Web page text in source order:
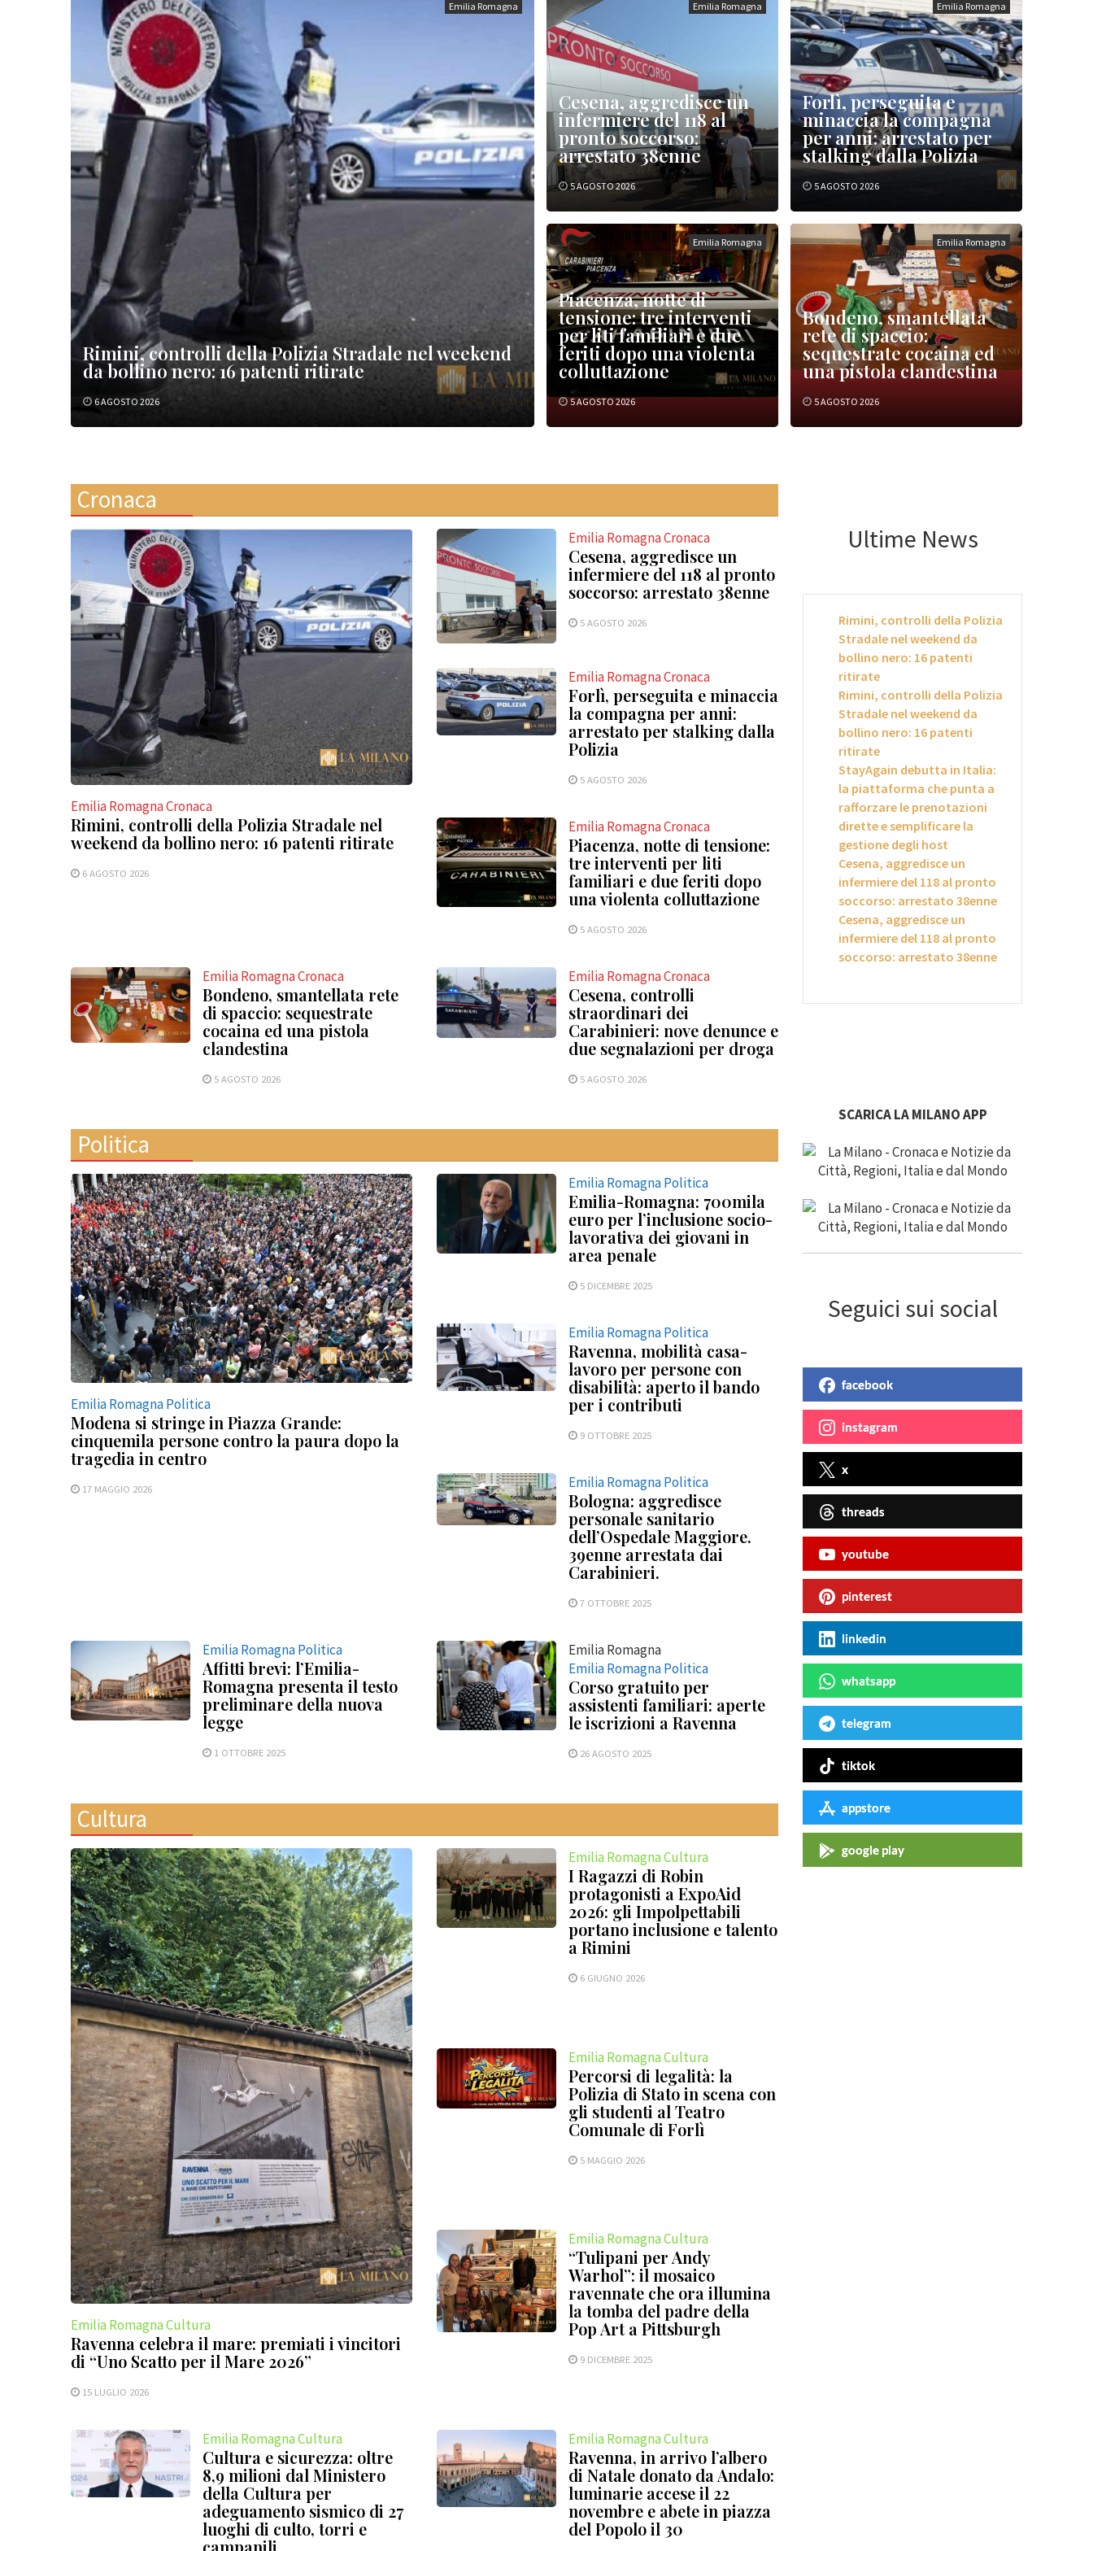
Emilia Romagna
Rimini, controlli della Polizia Stradale nel weekend
da bollino nero: 16 patenti ritirate
6 AGOSTO 2026
Emilia Romagna
Cesena, aggredisce un
infermiere del 118 al
pronto soccorso:
arrestato 38enne
5 AGOSTO 2026
Emilia Romagna
Forlì, perseguita e
minaccia la compagna
per anni: arrestato per
stalking dalla Polizia
5 AGOSTO 2026
Emilia Romagna
Piacenza, notte di
tensione: tre interventi
per liti familiari e due
feriti dopo una violenta
colluttazione
5 AGOSTO 2026
Emilia Romagna
Bondeno, smantellata
rete di spaccio:
sequestrate cocaina ed
una pistola clandestina
5 AGOSTO 2026
Cronaca
Emilia Romagna Cronaca
Rimini, controlli della Polizia Stradale nel
weekend da bollino nero: 16 patenti ritirate
6 AGOSTO 2026
Emilia Romagna Cronaca
Cesena, aggredisce un
infermiere del 118 al pronto
soccorso: arrestato 38enne
5 AGOSTO 2026
Emilia Romagna Cronaca
Forlì, perseguita e minaccia
la compagna per anni:
arrestato per stalking dalla
Polizia
5 AGOSTO 2026
Emilia Romagna Cronaca
Piacenza, notte di tensione:
tre interventi per liti
familiari e due feriti dopo
una violenta colluttazione
5 AGOSTO 2026
Emilia Romagna Cronaca
Bondeno, smantellata rete
di spaccio: sequestrate
cocaina ed una pistola
clandestina
5 AGOSTO 2026
Emilia Romagna Cronaca
Cesena, controlli
straordinari dei
Carabinieri: nove denunce e
due segnalazioni per droga
5 AGOSTO 2026
Politica
Emilia Romagna Politica
Modena si stringe in Piazza Grande:
cinquemila persone contro la paura dopo la
tragedia in centro
17 MAGGIO 2026
Emilia Romagna Politica
Emilia-Romagna: 700mila
euro per l’inclusione socio-
lavorativa dei giovani in
area penale
5 DICEMBRE 2025
Emilia Romagna Politica
Ravenna, mobilità casa-
lavoro per persone con
disabilità: aperto il bando
per i contributi
9 OTTOBRE 2025
Emilia Romagna Politica
Bologna: aggredisce
personale sanitario
dell’Ospedale Maggiore.
39enne arrestata dai
Carabinieri.
7 OTTOBRE 2025
Emilia Romagna Politica
Affitti brevi: l’Emilia-
Romagna presenta il testo
preliminare della nuova
legge
1 OTTOBRE 2025
Emilia Romagna
Emilia Romagna Politica
Corso gratuito per
assistenti familiari: aperte
le iscrizioni a Ravenna
26 AGOSTO 2025
Cultura
Emilia Romagna Cultura
Ravenna celebra il mare: premiati i vincitori
di “Uno Scatto per il Mare 2026”
15 LUGLIO 2026
Emilia Romagna Cultura
I Ragazzi di Robin
protagonisti a ExpoAid
2026: gli Impolpettabili
portano inclusione e talento
a Rimini
6 GIUGNO 2026
Emilia Romagna Cultura
Percorsi di legalità: la
Polizia di Stato in scena con
gli studenti al Teatro
Comunale di Forlì
5 MAGGIO 2026
Emilia Romagna Cultura
“Tulipani per Andy
Warhol”: il mosaico
ravennate che ora illumina
la tomba del padre della
Pop Art a Pittsburgh
9 DICEMBRE 2025
Emilia Romagna Cultura
Cultura e sicurezza: oltre
8,9 milioni dal Ministero
della Cultura per
adeguamento sismico di 27
luoghi di culto, torri e
Emilia Romagna Cultura
Ravenna, in arrivo l’albero
di Natale donato da Andalo:
luminarie accese il 22
novembre e abete in piazza
del Popolo il 30
Ultime News
Rimini, controlli della Polizia
Stradale nel weekend da
bollino nero: 16 patenti
ritirate
Rimini, controlli della Polizia
Stradale nel weekend da
bollino nero: 16 patenti
ritirate
StayAgain debutta in Italia:
la piattaforma che punta a
rafforzare le prenotazioni
dirette e semplificare la
gestione degli host
Cesena, aggredisce un
infermiere del 118 al pronto
soccorso: arrestato 38enne
Cesena, aggredisce un
infermiere del 118 al pronto
soccorso: arrestato 38enne
SCARICA LA MILANO APP
Seguici sui social
facebook
instagram
x
threads
youtube
pinterest
linkedin
whatsapp
telegram
tiktok
appstore
google play